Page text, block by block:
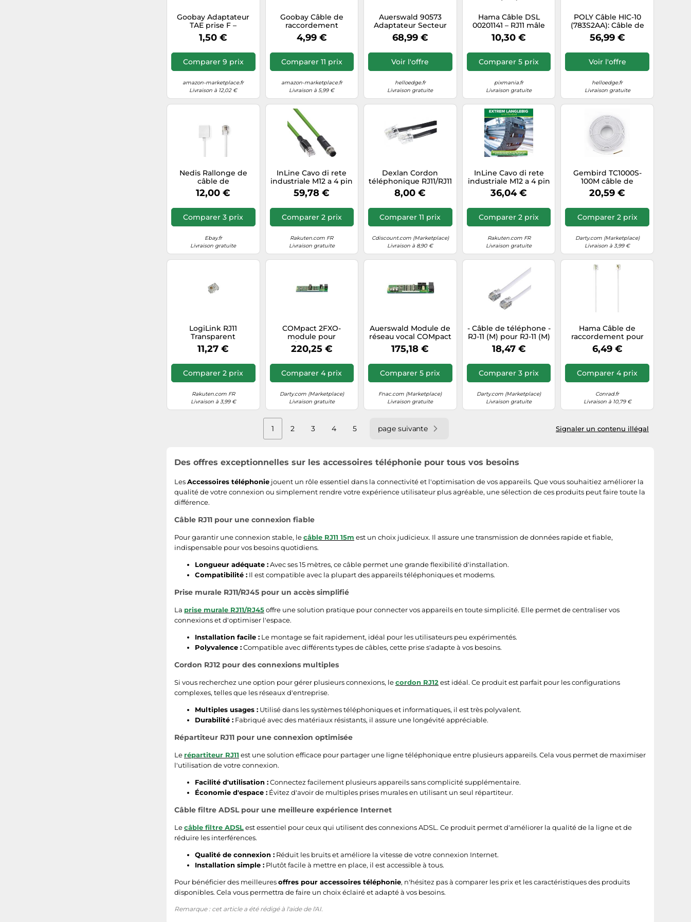
Goobay Adaptateur
TAE prise F –
connecteur RJ11
(6P4C)
1,50 €
Comparer 9 prix
amazon-marketplace.fr
Livraison à 12,02 €
Goobay Câble de
raccordement
modulaire 50318 –
Noir, 6 m
4,99 €
Comparer 11 prix
amazon-marketplace.fr
Livraison à 5,99 €
Auerswald 90573
Adaptateur Secteur
230V vers 40V 0.35A
Noir - 3m Câble -
2500/2600/3200/3500/3600
IP
68,99 €
Voir l'offre
helloedge.fr
Livraison gratuite
Hama Câble DSL
00201141 – RJ11 mâle
6P4C vers RJ45 mâle
8P4C – 3 m Noir
10,30 €
Comparer 5 prix
pixmania.fr
Livraison gratuite
POLY Câble HIC-10
(783S2AA): Câble de
connexion directe,
connecteurs RJ-9
dimensions colis
135x100x50mm, poids
56,99 €
Voir l'offre
helloedge.fr
Livraison gratuite
Nedis Rallonge de
câble de
télécommunication
TCGP90205WT100 RJ11
m plat blanc
12,00 €
Comparer 3 prix
Ebay.fr
Livraison gratuite
InLine Cavo di rete
industriale M12 a 4 pin
con codice D a RJ45
PUR 5m
59,78 €
Comparer 2 prix
Rakuten.com FR
Livraison gratuite
Dexlan Cordon
téléphonique RJ11/RJ11
noir 30 m
8,00 €
Comparer 11 prix
Cdiscount.com (Marketplace)
Livraison à 8,90 €
InLine Cavo di rete
industriale M12 a 4 pin
con codice D a RJ45
PUR 1m
36,04 €
Comparer 2 prix
Rakuten.com FR
Livraison gratuite
Gembird TC1000S-
100M câble de
téléphone Blanc
20,59 €
Comparer 2 prix
Darty.com (Marketplace)
Livraison à 3,99 €
LogiLink RJ11
Transparent
11,27 €
Comparer 2 prix
Rakuten.com FR
Livraison à 3,99 €
COMpact 2FXO-
module pour
5000/5000R, 90132 -
aussi s'adapte
Produktklasse C
220,25 €
Comparer 4 prix
Darty.com (Marketplace)
Livraison gratuite
Auerswald Module de
réseau vocal COMpact
4FXS, Format AIM,
pour COMpact
175,18 €
Comparer 5 prix
Fnac.com (Marketplace)
Livraison gratuite
- Câble de téléphone -
RJ-11 (M) pour RJ-11 (M)
- 10 m - blanc
18,47 €
Comparer 3 prix
Darty.com (Marketplace)
Livraison gratuite
Hama Câble de
raccordement pour
téléphone analogique
RJ11 mâle 6P4C 10 m
6,49 €
Comparer 4 prix
Conrad.fr
Livraison à 10,79 €
Signaler un contenu illégal
1 2 3 4 5 page suivante
Des offres exceptionnelles sur les accessoires téléphonie pour tous vos besoins
LesAccessoires téléphonie jouent un rôle essentiel dans la connectivité et l'optimisation de vos appareils. Que vous souhaitiez améliorer la
qualité de votre connexion ou simplement rendre votre expérience utilisateur plus agréable, une sélection de ces produits peut faire toute la
différence.
Câble RJ11 pour une connexion fiable
Pour garantir une connexion stable, lecâble RJ11 15m est un choix judicieux. Il assure une transmission de données rapide et fiable,
indispensable pour vos besoins quotidiens.
Longueur adéquate :Avec ses 15 mètres, ce câble permet une grande flexibilité d'installation.
Compatibilité : Il est compatible avec la plupart des appareils téléphoniques et modems.
Prise murale RJ11/RJ45 pour un accès simplifié
La prise murale RJ11/RJ45offre une solution pratique pour connecter vos appareils en toute simplicité. Elle permet de centraliser vos
connexions et d'optimiser l'espace.
Installation facile : Le montage se fait rapidement, idéal pour les utilisateurs peu expérimentés.
Polyvalence :Compatible avec différents types de câbles, cette prise s'adapte à vos besoins.
Cordon RJ12 pour des connexions multiples
Si vous recherchez une option pour gérer plusieurs connexions, lecordon RJ12est idéal. Ce produit est parfait pour les configurations
complexes, telles que les réseaux d'entreprise.
Multiples usages : Utilisé dans les systèmes téléphoniques et informatiques, il est très polyvalent.
Durabilité : Fabriqué avec des matériaux résistants, il assure une longévité appréciable.
Répartiteur RJ11 pour une connexion optimisée
Le répartiteur RJ11 est une solution efficace pour partager une ligne téléphonique entre plusieurs appareils. Cela vous permet de maximiser
l'utilisation de votre connexion.
Facilité d'utilisation :Connectez facilement plusieurs appareils sans complicité supplémentaire.
Économie d'espace : Évitez d'avoir de multiples prises murales en utilisant un seul répartiteur.
Câble filtre ADSL pour une meilleure expérience Internet
Lecâble filtre ADSLest essentiel pour ceux qui utilisent des connexions ADSL. Ce produit permet d'améliorer la qualité de la ligne et de
réduire les interférences.
Qualité de connexion : Réduit les bruits et améliore la vitesse de votre connexion Internet.
Installation simple : Plutôt facile à mettre en place, il est accessible à tous.
Pour bénéficier des meilleuresoffres pour accessoires téléphonie, n'hésitez pas à comparer les prix et les caractéristiques des produits
disponibles. Cela vous permettra de faire un choix éclairé et adapté à vos besoins.
Remarque : cet article a été rédigé à l'aide de l'AI.